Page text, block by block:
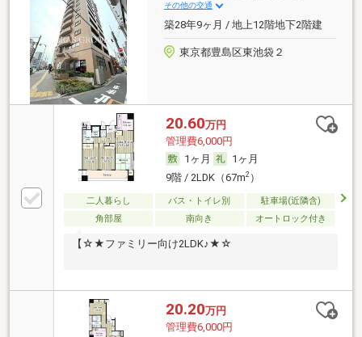
その他の交通
築28年9ヶ月 / 地上12階地下2階建
東京都豊島区東池袋２
20.60万円
管理費6,000円
1ヶ月
1ヶ月
9階 / 2LDK（67m2）
二人暮らし バス・トイレ別
駐車場(近隣含)
角部屋
南向き オートロック付き
【☆★ファミリー向け2LDK♪★☆
20.20万円
管理費6,000円